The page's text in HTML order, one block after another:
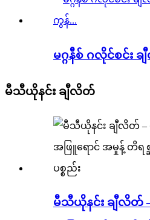
မဂ္ဂနီစ် ဂလိုင်စင်း ခ
မီသီယိုနင်း ချီလိတ်
မီသီယိုနင်း ချီလိတ်